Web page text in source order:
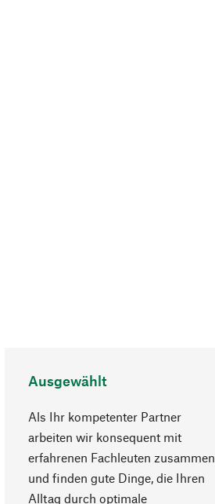
Ausgewählt
Als Ihr kompetenter Partner
arbeiten wir konsequent mit
erfahrenen Fachleuten zusammen
und finden gute Dinge, die Ihren
Alltag durch optimale